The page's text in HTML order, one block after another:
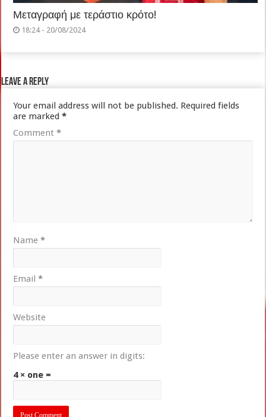
Μεταγραφή με τεράστιο κρότο!
18:24 - 20/08/2024
Leave a Reply
Your email address will not be published. Required fields
are marked*
Comment*
Name*
Email*
Website
Please enter an answer in digits:
4 × one =